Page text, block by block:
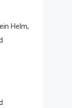
Helm,